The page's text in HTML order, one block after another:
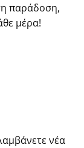
παράδοση,
μέρα!
νέα